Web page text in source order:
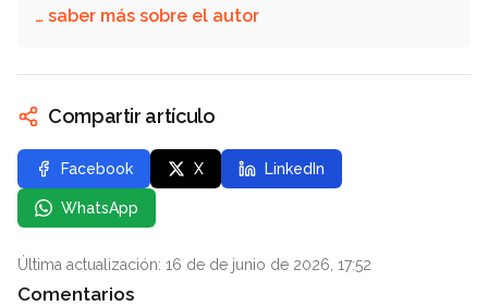
… saber más sobre el autor
Compartir artículo
Facebook X LinkedIn
WhatsApp
Última actualización: 16 de de junio de 2026, 17:52
Comentarios